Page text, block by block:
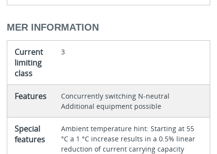
MER INFORMATION
Current
limiting
class
3
Features
Concurrently switching N-neutral
Additional equipment possible
Special
features
Ambient temperature hint: Starting at 55
°C a 1 °C increase results in a 0.5% linear
reduction of current carrying capacity